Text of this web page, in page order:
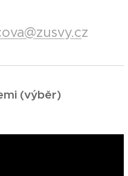
z
(výběr)